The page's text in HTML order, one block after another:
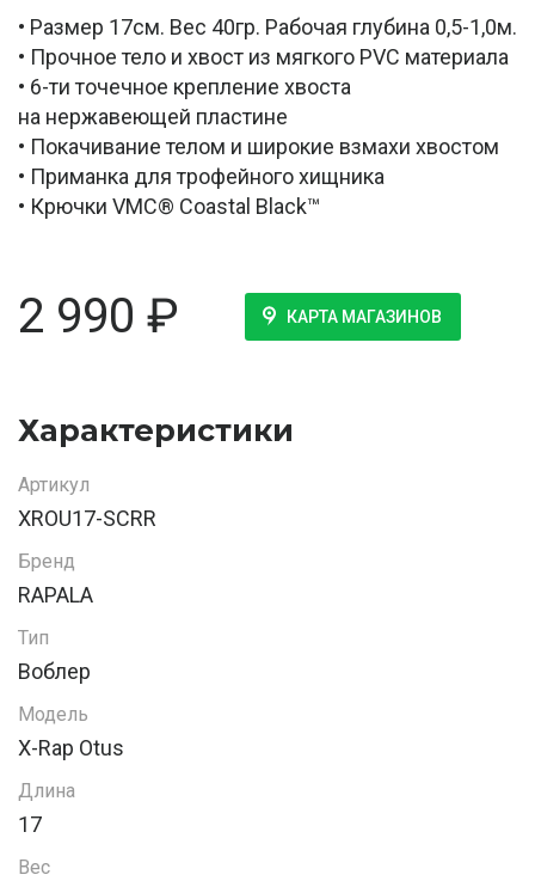
• Размер 17см. Вес 40гр. Рабочая глубина 0,5-1,0м.
• Прочное тело и хвост из мягкого PVC материала
• 6-ти точечное крепление хвоста
на нержавеющей пластине
• Покачивание телом и широкие взмахи хвостом
• Приманка для трофейного хищника
• Крючки VMC® Coastal Black™
2 990 ₽ КАРТА МАГАЗИНОВ
Характеристики
Артикул
XROU17-SCRR
Бренд
RAPALA
Тип
Воблер
Модель
X-Rap Otus
Длина
17
Вес